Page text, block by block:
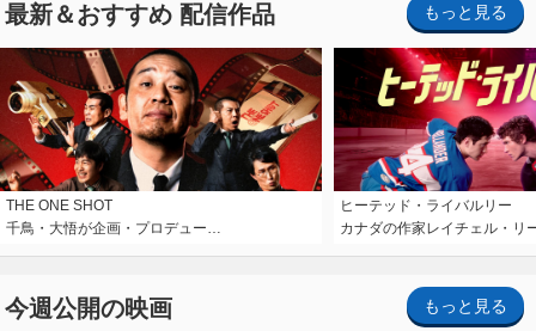
最新＆おすすめ 配信作品 もっと見る
THE ONE SHOT
千鳥・大悟が企画・プロデュー…
ヒーテッド・ライバルリー
カナダの作家レイチェル・リ
今週公開の映画 もっと見る